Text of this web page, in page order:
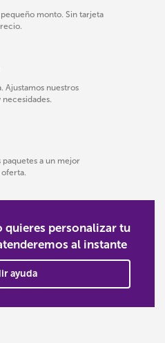
monto. Sin tarjeta
Ajustamos nuestros
necesidades.
a un mejor
quieres personalizar tu
al instante
ayuda